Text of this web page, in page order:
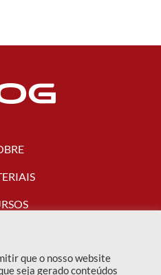
que o nosso website
seja gerado conteúdos